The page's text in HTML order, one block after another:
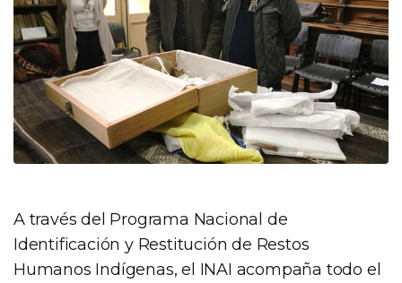
A través del Programa Nacional de
Identificación y Restitución de Restos
Humanos Indígenas, el INAI acompaña todo el